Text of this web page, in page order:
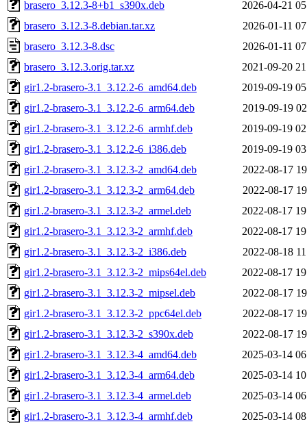
brasero_3.12.3-8+b1_s390x.deb
2026-04-21
brasero_3.12.3-8.debian.tar.xz
2026-01-11
brasero_3.12.3-8.dsc
2026-01-11
brasero_3.12.3.orig.tar.xz
2021-09-20
gir1.2-brasero-3.1_3.12.2-6_amd64.deb
2019-09-19
gir1.2-brasero-3.1_3.12.2-6_arm64.deb
2019-09-19
gir1.2-brasero-3.1_3.12.2-6_armhf.deb
2019-09-19
gir1.2-brasero-3.1_3.12.2-6_i386.deb
2019-09-19
gir1.2-brasero-3.1_3.12.3-2_amd64.deb
2022-08-17
gir1.2-brasero-3.1_3.12.3-2_arm64.deb
2022-08-17
gir1.2-brasero-3.1_3.12.3-2_armel.deb
2022-08-17
gir1.2-brasero-3.1_3.12.3-2_armhf.deb
2022-08-17
gir1.2-brasero-3.1_3.12.3-2_i386.deb
2022-08-18
gir1.2-brasero-3.1_3.12.3-2_mips64el.deb
2022-08-17
gir1.2-brasero-3.1_3.12.3-2_mipsel.deb
2022-08-17
gir1.2-brasero-3.1_3.12.3-2_ppc64el.deb
2022-08-17
gir1.2-brasero-3.1_3.12.3-2_s390x.deb
2022-08-17
gir1.2-brasero-3.1_3.12.3-4_amd64.deb
2025-03-14
gir1.2-brasero-3.1_3.12.3-4_arm64.deb
2025-03-14
gir1.2-brasero-3.1_3.12.3-4_armel.deb
2025-03-14
gir1.2-brasero-3.1_3.12.3-4_armhf.deb
2025-03-14